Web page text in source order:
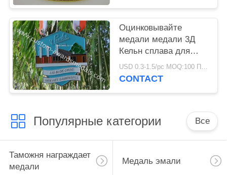
Оцинковывайте
медали медали 3Д
Кельн сплава для
фестиваля Германии
Карневал сезонного
USD 0.3-1.5/pc MOQ:100 ПК в конструкцию
CONTACT
Популярные категории Все
Таможня награждает
медали
Медаль эмали